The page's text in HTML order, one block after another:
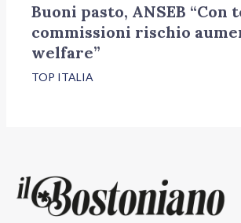
Buoni pasto, ANSEB “Con
commissioni rischio
welfare”
TOP ITALIA